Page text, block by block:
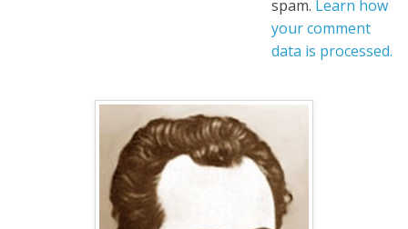
spam. Learn how
your comment
data is processed.